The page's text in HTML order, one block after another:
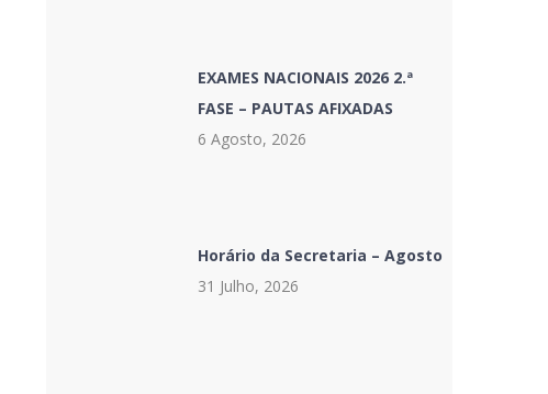
EXAMES NACIONAIS 2026 2.ª
FASE – PAUTAS AFIXADAS
6 Agosto, 2026
Horário da Secretaria – Agosto
31 Julho, 2026